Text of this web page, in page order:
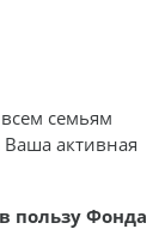
семьям
активная
пользу Фонда